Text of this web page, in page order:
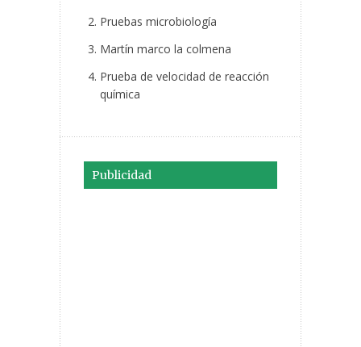
Pruebas microbiología
Martín marco la colmena
Prueba de velocidad de reacción
química
Publicidad